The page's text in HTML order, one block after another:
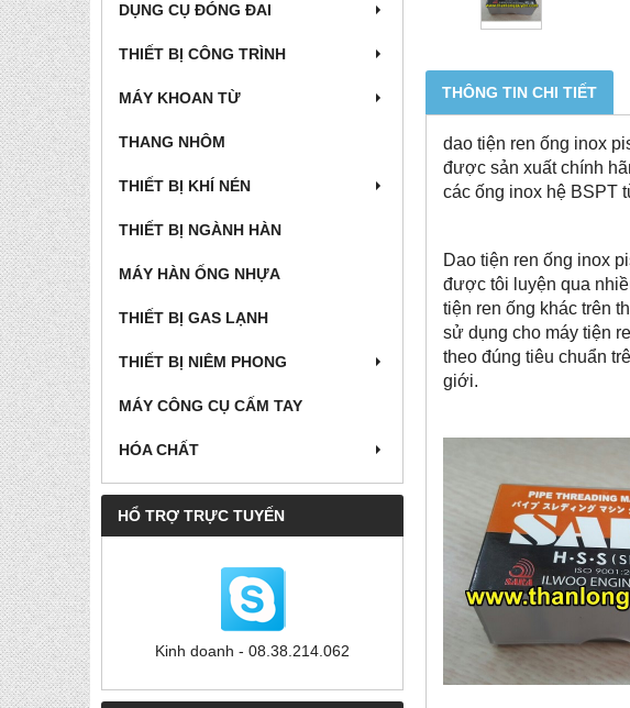
DỤNG CỤ ĐÓNG ĐAI
THIẾT BỊ CÔNG TRÌNH
MÁY KHOAN TỪ
THANG NHÔM
THIẾT BỊ KHÍ NÉN
THIẾT BỊ NGÀNH HÀN
MÁY HÀN ỐNG NHỰA
THIẾT BỊ GAS LẠNH
THIẾT BỊ NIÊM PHONG
MÁY CÔNG CỤ CẤM TAY
HÓA CHẤT
HỔ TRỢ TRỰC TUYẾN
Kinh doanh - 08.38.214.062
THÔNG TIN CHI TIẾT
dao tiện ren ống inox
được sản xuất chính
các ống inox hệ BSPT
Dao tiện ren ống inox
được tôi luyện qua
tiện ren ống khác trên
sử dụng cho máy tiện
theo đúng tiêu chuẩn
giới.